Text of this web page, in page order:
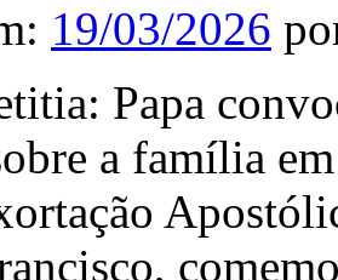
19/03/2026
Papa
a família